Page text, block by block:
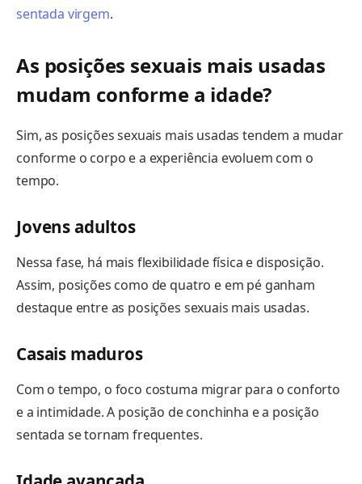
sentada virgem.
As posições sexuais mais usadas
mudam conforme a idade?
Sim, as posições sexuais mais usadas tendem a mudar
conforme o corpo e a experiência evoluem com o
tempo.
Jovens adultos
Nessa fase, há mais flexibilidade física e disposição.
Assim, posições como de quatro e em pé ganham
destaque entre as posições sexuais mais usadas.
Casais maduros
Com o tempo, o foco costuma migrar para o conforto
e a intimidade. A posição de conchinha e a posição
sentada se tornam frequentes.